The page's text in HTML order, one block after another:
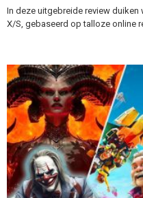
In deze uitgebreide review
X/S, gebaseerd op talloze online